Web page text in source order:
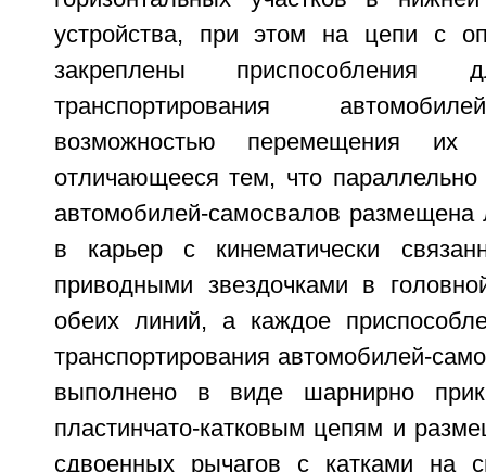
устройства, при этом на цепи с
закреплены
транспортирования
возможностью перемещения
отличающееся тем, что
автомобилей-самосвалов размещена
в карьер с кинематически
приводными звездочками в
обеих линий, а каждое
транспортирования автомобилей-
выполнено в виде шарнирно
пластинчато-катковым цепям и
сдвоенных рычагов с катками на